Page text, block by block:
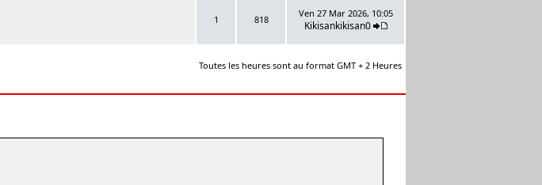
1 818
Ven 27 Mar 2026, 10:05
Kikisankikisan0
Toutes les heures sont au format GMT + 2 Heures